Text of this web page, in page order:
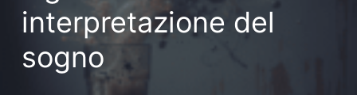
interpretazione del
sogno